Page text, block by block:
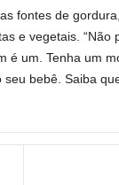
fontes de
e vegetais. “Não
é um. Tenha um
bebê. Saiba